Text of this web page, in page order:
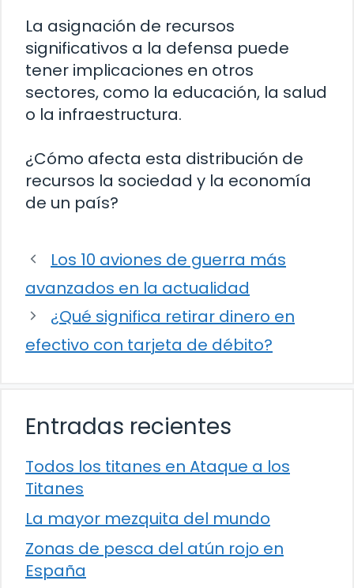
La asignación de recursos
significativos a la defensa puede
tener implicaciones en otros
sectores, como la educación, la salud
o la infraestructura.
¿Cómo afecta esta distribución de
recursos la sociedad y la economía
de un país?
Los 10 aviones de guerra más
avanzados en la actualidad
¿Qué significa retirar dinero en
efectivo con tarjeta de débito?
Entradas recientes
Todos los titanes en Ataque a los
Titanes
La mayor mezquita del mundo
Zonas de pesca del atún rojo en
España